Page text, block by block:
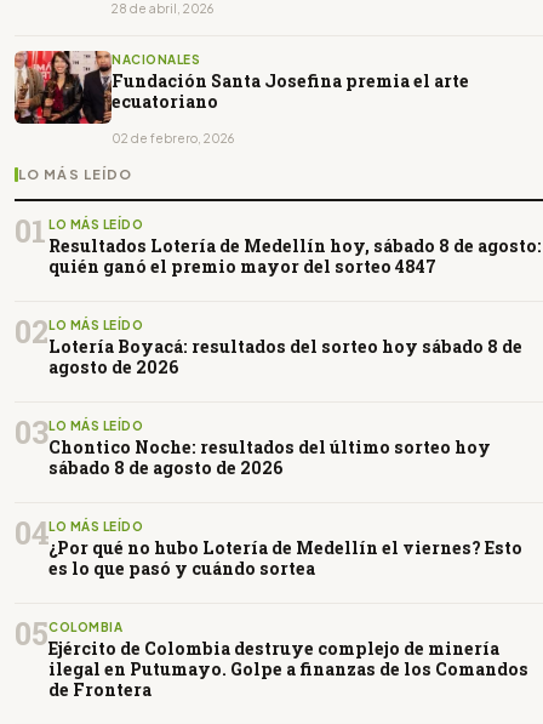
28 de abril, 2026
NACIONALES
Fundación Santa Josefina premia el arte
ecuatoriano
02 de febrero, 2026
LO MÁS LEÍDO
01 LO MÁS LEÍDO
Resultados Lotería de Medellín hoy, sábado 8 de agosto:
quién ganó el premio mayor del sorteo 4847
02 LO MÁS LEÍDO
Lotería Boyacá: resultados del sorteo hoy sábado 8 de
agosto de 2026
03LO MÁS LEÍDO
Chontico Noche: resultados del último sorteo hoy
sábado 8 de agosto de 2026
04LO MÁS LEÍDO
¿Por qué no hubo Lotería de Medellín el viernes? Esto
es lo que pasó y cuándo sortea
05COLOMBIA
Ejército de Colombia destruye complejo de minería
ilegal en Putumayo. Golpe a finanzas de los Comandos
de Frontera